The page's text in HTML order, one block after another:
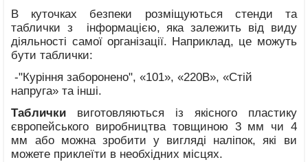
В куточках безпеки розміщуються стенди та
таблички з інформацією, яка залежить від виду
діяльності самої організації. Наприклад, це можуть
бути таблички:
-"Куріння заборонено", «101», «220В», «Стій
напруга» та інші.
Таблички виготовляються із якісного пластику
європейського виробництва товщиною 3 мм чи 4
мм або можна зробити у вигляді наліпок, які ви
можете приклеїти в необхідних місцях.